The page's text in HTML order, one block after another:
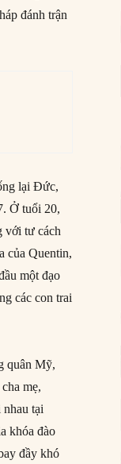
đánh trận
lại Đức,
Ở tuổi 20,
với tư cách
của Quentin,
một đạo
các con trai
quân Mỹ,
mẹ,
tại
khóa đào
đầy khó